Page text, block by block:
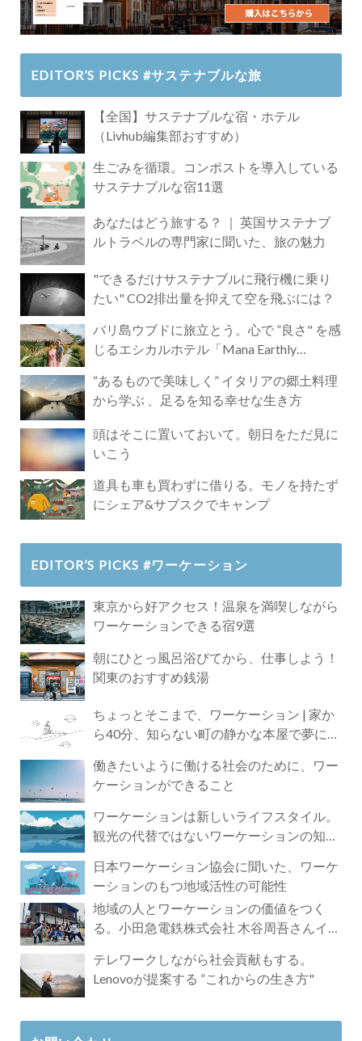
EDITOR’S PICKS #サステナブルな旅
【全国】サステナブルな宿・ホテル
（Livhub編集部おすすめ）
生ごみを循環。コンポストを導入している
サステナブルな宿11選
あなたはどう旅する？ ｜ 英国サステナブ
ルトラベルの専門家に聞いた、旅の魅力
"できるだけサステナブルに飛行機に乗り
たい" CO2排出量を抑えて空を飛ぶには？
バリ島ウブドに旅立とう。心で ”良さ" を感
じるエシカルホテル「Mana Earthly
“あるもので美味しく” イタリアの郷土料理
から学ぶ 、足るを知る幸せな生き方
頭はそこに置いておいて。朝日をただ見に
いこう
道具も車も買わずに借りる。モノを持たず
にシェア&サブスクでキャンプ
EDITOR’S PICKS #ワーケーション
東京から好アクセス！温泉を満喫しながら
ワーケーションできる宿9選
朝にひとっ風呂浴びてから、仕事しよう！
関東のおすすめ銭湯
ちょっとそこまで、ワーケーション | 家か
ら40分、知らない町の静かな本屋で夢に近
働きたいように働ける社会のために、ワー
ケーションができること
ワーケーションは新しいライフスタイル。
観光の代替ではないワーケーションの知ら
日本ワーケーション協会に聞いた、ワーケ
ーションのもつ地域活性の可能性
地域の人とワーケーションの価値をつく
る。小田急電鉄株式会社 木谷周吾さんイン
テレワークしながら社会貢献もする。
Lenovoが提案する ”これからの生き方"